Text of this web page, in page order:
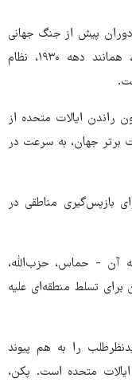
پیش از جنگ جهانی
دوم و زمان حال، قابل توجه است. امروزه، همانند دهه ۱۹۳۰، نظام
راندن ایالات متحده از
برتر جهان، به سرعت در
بازپس‌گیری مناطقی در
آن - حماس، حزب‌الله،
تسلط منطقه‌ای علیه
را به هم پیوند
متحده است. پکن،